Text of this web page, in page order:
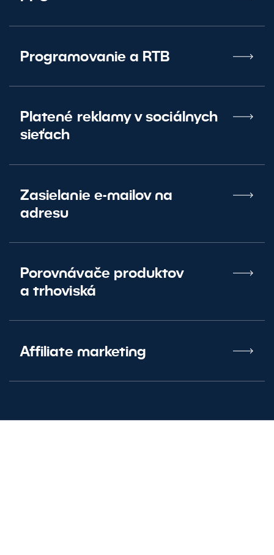
Programovanie a RTB
Platené reklamy v sociálnych
sieťach
Zasielanie e-mailov na
adresu
Porovnávače produktov
a trhoviská
Affiliate marketing